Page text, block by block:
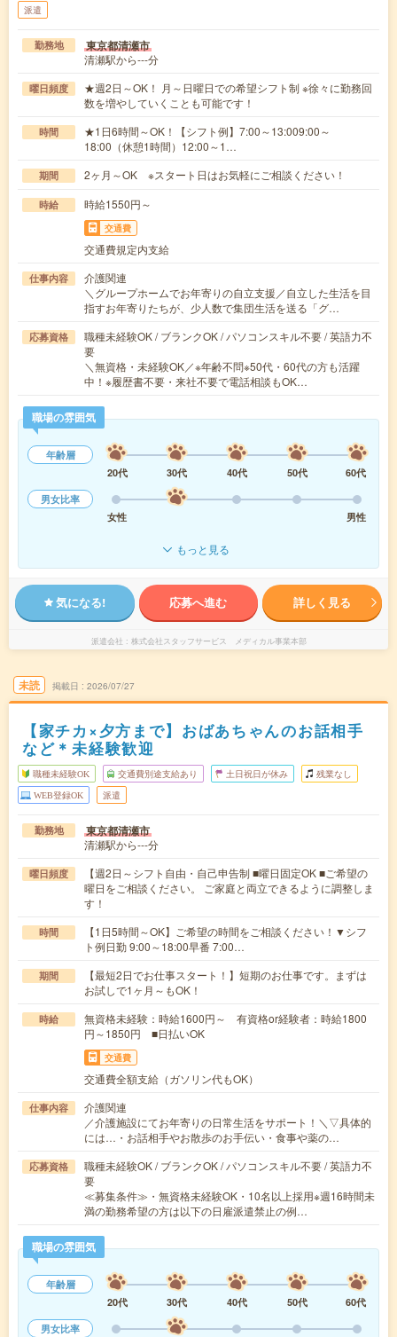
派遣
勤務地 東京都清瀬市
清瀬駅から---分
曜日頻度
★週2日～OK！ 月～日曜日での希望シフト制 ※徐々に勤務回
数を増やしていくことも可能です！
時間
★1日6時間～OK！【シフト例】7:00～13:009:00～
18:00（休憩1時間）12:00～1…
期間 2ヶ月～OK ※スタート日はお気軽にご相談ください！
時給 時給1550円～
交通費
交通費規定内支給
仕事内容
介護関連
＼グループホームでお年寄りの自立支援／自立した生活を目
指すお年寄りたちが、少人数で集団生活を送る「グ…
応募資格
職種未経験OK / ブランクOK / パソコンスキル不要 / 英語力不
要
＼無資格・未経験OK／※年齢不問※50代・60代の方も活躍
中！※履歴書不要・来社不要で電話相談もOK…
職場の雰囲気
年齢層
20代
30代 40代 50代
60代
男女比率
女性
男性
もっと見る
気になる! 応募へ進む 詳しく見る
派遣会社 株式会社スタッフサービス メディカル事業本部
未読 掲載日 2026/07/27
【家チカ×夕方まで】おばあちゃんのお話相手
など＊未経験歓迎
職種未経験OK 交通費別途支給あり 土日祝日が休み 残業なし
WEB登録OK 派遣
勤務地 東京都清瀬市
清瀬駅から---分
曜日頻度
【週2日～シフト自由・自己申告制 ■曜日固定OK ■ご希望の
曜日をご相談ください。 ご家庭と両立できるように調整しま
す！
時間
【1日5時間～OK】ご希望の時間をご相談ください！▼シフ
ト例日勤 9:00～18:00早番 7:00…
期間
【最短2日でお仕事スタート！】短期のお仕事です。まずは
お試しで1ヶ月～もOK！
時給
無資格未経験：時給1600円～ 有資格or経験者：時給1800
円～1850円 ■日払いOK
交通費
交通費全額支給（ガソリン代もOK）
仕事内容
介護関連
／介護施設にてお年寄りの日常生活をサポート！＼▽具体的
には…・お話相手やお散歩のお手伝い・食事や薬の…
応募資格
職種未経験OK / ブランクOK / パソコンスキル不要 / 英語力不
要
≪募集条件≫・無資格未経験OK・10名以上採用※週16時間未
満の勤務希望の方は以下の日雇派遣禁止の例…
職場の雰囲気
年齢層
20代
30代 40代 50代
60代
男女比率